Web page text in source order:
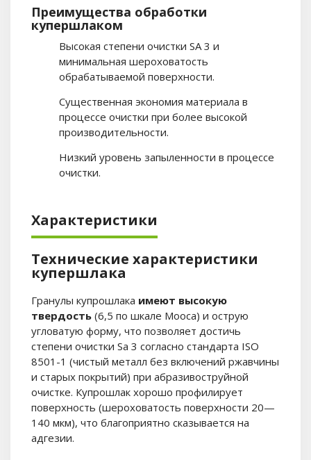
Преимущества обработки
купершлаком
Высокая степени очистки SA 3 и
минимальная шероховатость
обрабатываемой поверхности.
Существенная экономия материала в
процессе очистки при более высокой
производительности.
Низкий уровень запыленности в процессе
очистки.
Характеристики
Технические характеристики
купершлака
Гранулы купрошлака имеют высокую
твердость (6,5 по шкале Мооса) и острую
угловатую форму, что позволяет достичь
степени очистки Sa 3 согласно стандарта ISO
8501-1 (чистый металл без включений ржавчины
и старых покрытий) при абразивоструйной
очистке. Купрошлак хорошо профилирует
поверхность (шероховатость поверхности 20—
140 мкм), что благоприятно сказывается на
адгезии.